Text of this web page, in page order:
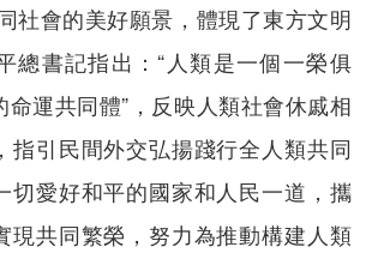
社會的美好願景，體現了東方文明
總書記指出：“人類是一個一榮俱
命運共同體”，反映人類社會休戚相
指引民間外交弘揚踐行全人類共同
切愛好和平的國家和人民一道，攜
現共同繁榮，努力為推動構建人類